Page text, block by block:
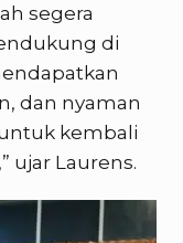
segera
di
dan nyaman
kembali
ujar Laurens.